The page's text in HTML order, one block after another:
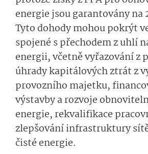
energie jsou garantovány na
Tyto dohody mohou pokrýt
spojené s přechodem z uhlí
energii, včetně vyřazování z
úhrady kapitálových ztrát z
provozního majetku,
výstavby a rozvoje
energie, rekvalifikace
zlepšování infrastruktury
čisté energie.